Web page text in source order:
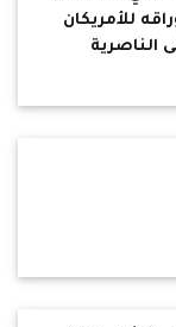
للأمريكان
الناصرية